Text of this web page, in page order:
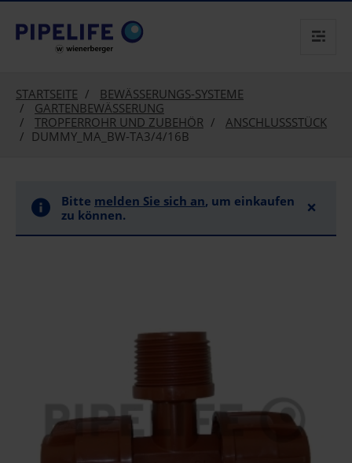
text.skipToContent
text.skipToNavigation
STARTSEITE
BEWÄSSERUNGS-SYSTEME
GARTENBEWÄSSERUNG
TROPFERROHR UND ZUBEHÖR
ANSCHLUSSSTÜCK
DUMMY_MA_BW-TA3/4/16B
Bitte melden Sie sich an, um einkaufen
zu können.
×